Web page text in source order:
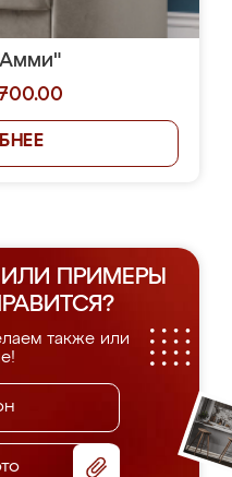
ПРИМЕРЫ
также или